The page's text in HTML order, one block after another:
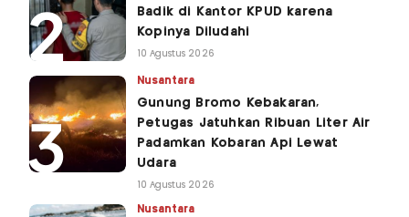
Badik di Kantor KPUD karena
Kopinya Diludahi
10 Agustus 2026
Nusantara
Gunung Bromo Kebakaran,
Petugas Jatuhkan Ribuan Liter Air
Padamkan Kobaran Api Lewat
Udara
10 Agustus 2026
Nusantara